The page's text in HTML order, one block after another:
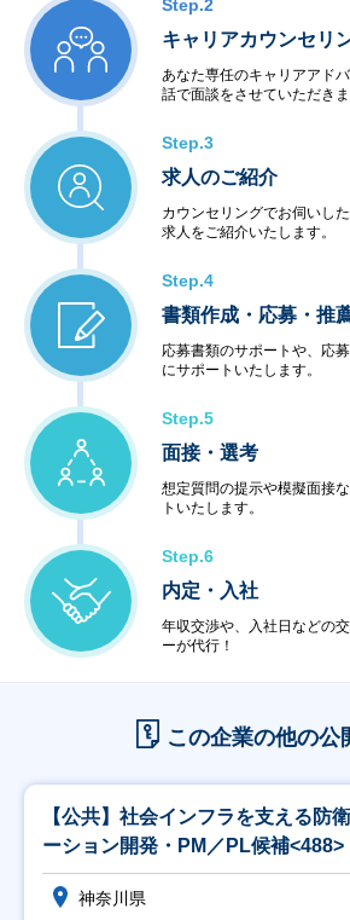
Step.2
キャリアカウンセリ
あなた専任のキャリアアド
話で面談をさせていただきま
Step.3
求人のご紹介
カウンセリングでお伺いし
求人をご紹介いたします。
Step.4
書類作成・応募・推
応募書類のサポートや、応
にサポートいたします。
Step.5
面接・選考
想定質問の提示や模擬面接
トいたします。
Step.6
内定・入社
年収交渉や、入社日などの
ーが代行！
この企業の他の公
【公共】社会インフラを支える防
ーション開発・PM／PL候補<488>
神奈川県